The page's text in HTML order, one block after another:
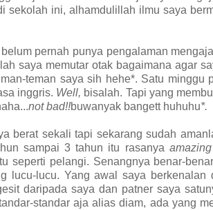
sekolah ini, alhamdulillah ilmu saya
pernah punya pengalaman
saya memutar otak bagaimana agar
teman saya sih hehe*. Satu minggu
inggris. Well, bisalah. Tapi yang
not bad!!buwanyak bangett huhuhu*.
berat sekali tapi sekarang sudah
sampai 3 tahun itu rasanya amazing
seperti pelangi. Senangnya benar-
lucu-lucu. Yang awal saya berkenalan
daripada saya dan patner saya
standar aja alias diam, ada yang